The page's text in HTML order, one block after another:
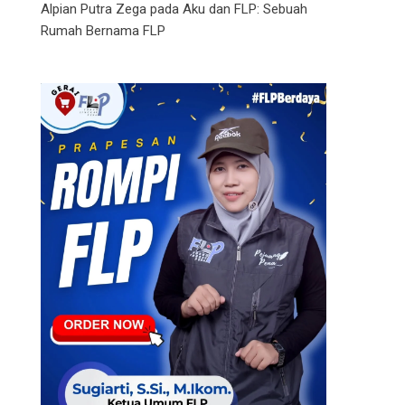
Alpian Putra Zega padaAku dan FLP: Sebuah
Rumah Bernama FLP